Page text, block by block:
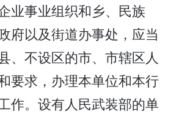
业事业组织和乡、民族
府以及街道办事处，应当
、不设区的市、市辖区人
要求，办理本单位和本行
作。设有人民武装部的单